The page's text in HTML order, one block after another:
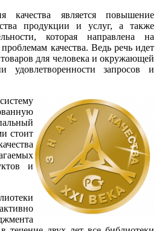
качества является повышение
продукции и услуг, а также
которая направлена на
качества. Ведь речь идет
для человека и окружающей
запросов и
стоит
и